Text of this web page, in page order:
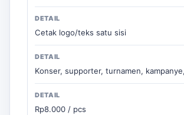
Cetak logo/teks satu sisi
Konser, supporter, turnamen,
Rp8.000 / pcs